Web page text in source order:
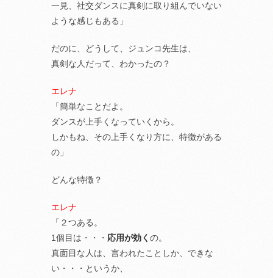
一見、社交ダンスに真剣に取り組んでいない
ような感じもある」
だのに、どうして、ジュンコ先生は、
真剣な人だって、わかったの？
エレナ
「簡単なことだよ。
ダンスが上手くなっていくから。
しかもね、その上手くなり方に、特徴がある
の」
どんな特徴？
エレナ
「２つある。
1個目は・・・ 応用が効く の。
真面目な人は、言われたことしか、できな
い・・・というか、